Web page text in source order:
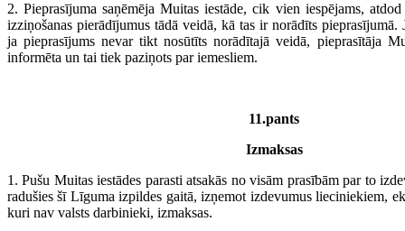
2. Pieprasījuma saņēmēja Muitas iestāde, cik vien iespējams,
izziņošanas pierādījumus tādā veidā, kā tas ir norādīts pieprasījumā.
ja pieprasījums nevar tikt nosūtīts norādītajā veidā, pieprasītāja
informēta un tai tiek paziņots par iemesliem.
11.pants
Izmaksas
1. Pušu Muitas iestādes parasti atsakās no visām prasībām par to
radušies šī Līguma izpildes gaitā, izņemot izdevumus lieciniekiem,
kuri nav valsts darbinieki, izmaksas.